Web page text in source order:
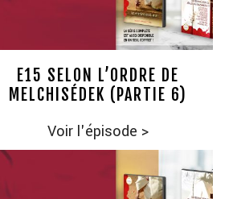
E15 SELON L’ORDRE DE
MELCHISÉDEK (PARTIE 6)
Voir l'épisode >